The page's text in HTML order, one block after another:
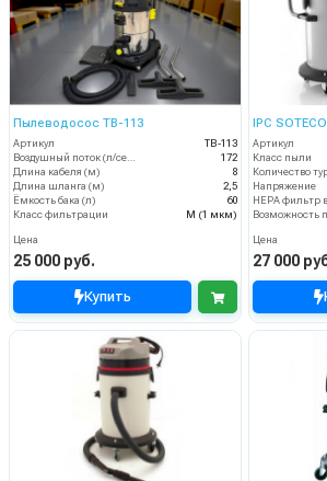
Пылеводосос TB-113
Артикул
TB-113
Воздушный поток (л/сек)
172
Длина кабеля (м)
8
Длина шланга (м)
2,5
Ёмкость бака (л)
60
Класс фильтрации
M (1 мкм)
Цена
25 000 руб.
Купить
IPC
Артикул
Класс пыли
Количество
Напряжение
Цена
27 000